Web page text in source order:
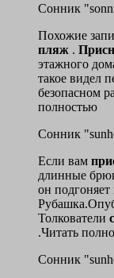
Сонник
Похожие
пляж .
этажного
такое видел
безопасном
полностью
Сонник
Если вам
длинные
он
Толкователи
.Читать
Сонник